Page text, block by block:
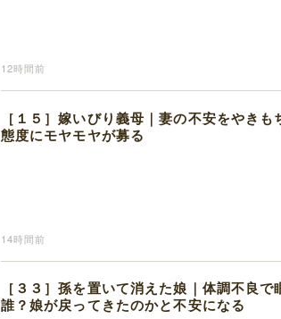
12時間前
［１５］嫁いびり義母｜妻の不安をやき
態度にモヤモヤが募る
14時間前
［３３］孫を置いて消えた娘｜体調不良
誰？娘が戻ってきたのかと不安になる